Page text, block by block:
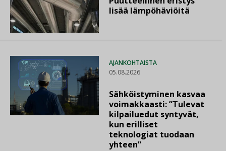
lisää lämpöhäviöitä
AJANKOHTAISTA
05.08.2026
Sähköistyminen kasvaa
voimakkaasti: ”Tulevat
kilpailuedut syntyvät,
kun erilliset
teknologiat tuodaan
yhteen”